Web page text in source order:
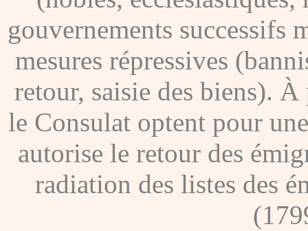
gouvernements successifs
mesures répressives
retour, saisie des biens).
le Consulat optent pour
autorise le retour des
radiation des listes des